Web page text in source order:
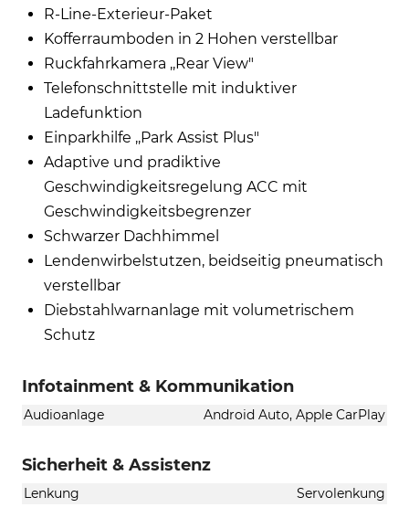
R-Line-Exterieur-Paket
Kofferraumboden in 2 Hohen verstellbar
Ruckfahrkamera ,,Rear View"
Telefonschnittstelle mit induktiver
Ladefunktion
Einparkhilfe ,,Park Assist Plus"
Adaptive und pradiktive
Geschwindigkeitsregelung ACC mit
Geschwindigkeitsbegrenzer
Schwarzer Dachhimmel
Lendenwirbelstutzen, beidseitig pneumatisch
verstellbar
Diebstahlwarnanlage mit volumetrischem
Schutz
Infotainment & Kommunikation
Audioanlage Android Auto, Apple CarPlay
Sicherheit & Assistenz
Lenkung Servolenkung